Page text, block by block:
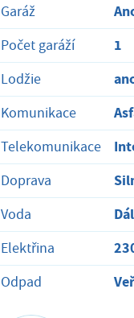
Garáž
Počet garáží 1
Lodžie
Komunikace
Telekomunikace
Doprava
Voda
Elektřina
Odpad